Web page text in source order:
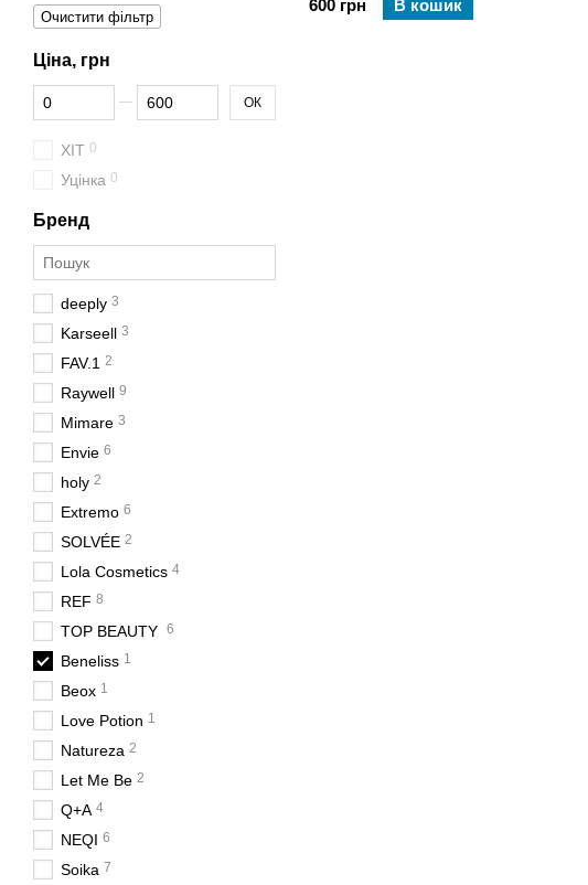
600 грн
В кошик
Очистити фільтр
Ціна, грн
Від Ціна, грн
До Ціна, грн ОК
ХІТ 0
Уцінка 0
Бренд
deeply 3
Karseell 3
FAV.1 2
Raywell 9
Mimare 3
Envie 6
holy 2
Extremo 6
SOLVÉE 2
Lola Cosmetics 4
REF 8
TOP BEAUTY 6
Beneliss 1
Beox 1
Love Potion 1
Natureza 2
Let Me Be 2
Q+A 4
NEQI 6
Soika 7